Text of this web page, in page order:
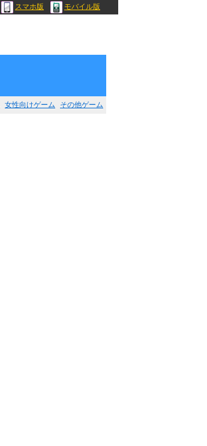
スマホ版 モバイル版
女性向けゲーム その他ゲーム